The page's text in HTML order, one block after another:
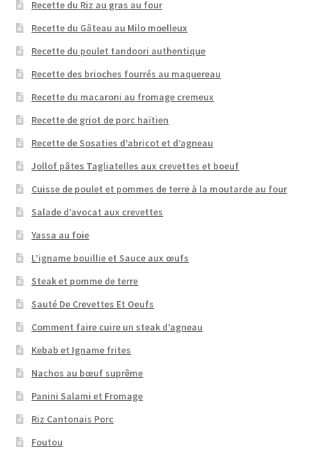
Recette du Riz au gras au four
Recette du Gâteau au Milo moelleux
Recette du poulet tandoori authentique
Recette des brioches fourrés au maquereau
Recette du macaroni au fromage cremeux
Recette de griot de porc haïtien
Recette de Sosaties d’abricot et d’agneau
Jollof pâtes Tagliatelles aux crevettes et boeuf
Cuisse de poulet et pommes de terre à la moutarde au four
Salade d’avocat aux crevettes
Yassa au foie
L’igname bouillie et Sauce aux œufs
Steak et pomme de terre
Sauté De Crevettes Et Oeufs
Comment faire cuire un steak d’agneau
Kebab et Igname frites
Nachos au bœuf suprême
Panini Salami et Fromage
Riz Cantonais Porc
Foutou